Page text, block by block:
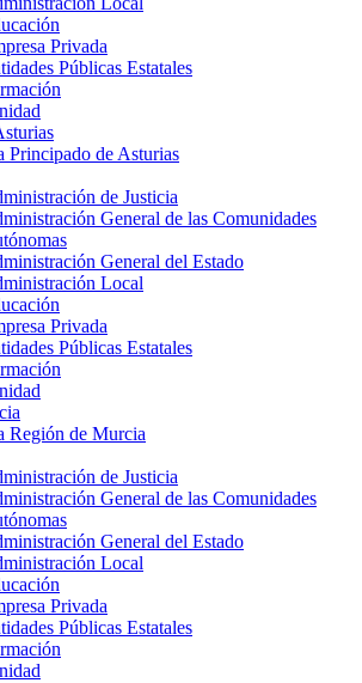
Privada
Públicas Estatales
Principado de Asturias
de Justicia
General de las Comunidades
General del Estado
Local
Privada
Públicas Estatales
Región de Murcia
de Justicia
General de las Comunidades
General del Estado
Local
Privada
Públicas Estatales